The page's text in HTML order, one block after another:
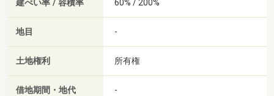
建ぺい率 / 容積率 60% / 200%
地目 -
土地権利 所有権
借地期間・地代 -